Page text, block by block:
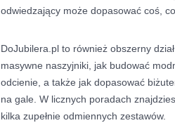
odwiedzający może dopasować coś,
DoJubilera.pl to również obszerny
masywne naszyjniki, jak budować
odcienie, a także jak dopasować
na gale. W licznych poradach
kilka zupełnie odmiennych zestawów.